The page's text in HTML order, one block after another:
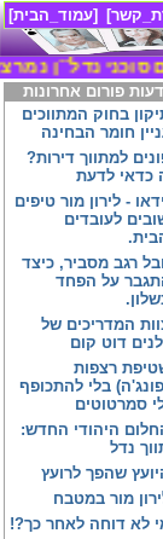
[עמוד_הבית]
נדל``ן
פורום אחרונות
בחוק המתווכים
חומר הבחינה
למתווך דירות?
כדאי לדעת
- לירון מור טיפים
לעובדים
רגב מסביר, כיצד
על הפחד
המדריכים של
דוט קום
רצפות
בלי להתכופף
סמרטוטים
היהודי החדש:
נדל
שהפך לרועץ
מור במטבח
לא דוחה לאחר כך?!